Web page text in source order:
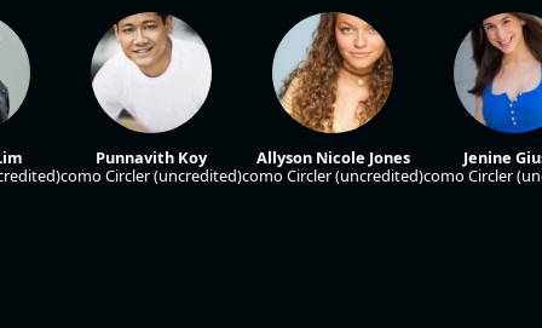
Punnavith Koy
como Circler (uncredited)
Allyson Nicole Jones
como Circler (uncredited)
Jenine
como Circler